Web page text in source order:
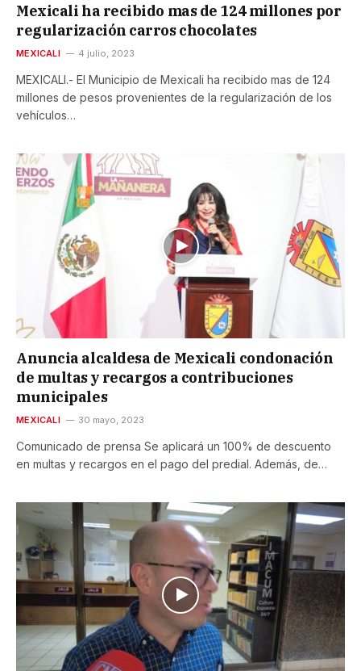
Mexicali ha recibido mas de 124 millones por
regularización carros chocolates
MEXICALI 4 julio, 2023
MEXICALI.- El Municipio de Mexicali ha recibido mas de 124
millones de pesos provenientes de la regularización de los
vehículos…
Anuncia alcaldesa de Mexicali condonación
de multas y recargos a contribuciones
municipales
MEXICALI 30 mayo, 2023
Comunicado de prensa Se aplicará un 100% de descuento
en multas y recargos en el pago del predial. Además, de…